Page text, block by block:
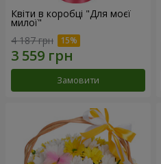
Квіти в коробці "Для моєї
милої"
4 187 грн
Замовити